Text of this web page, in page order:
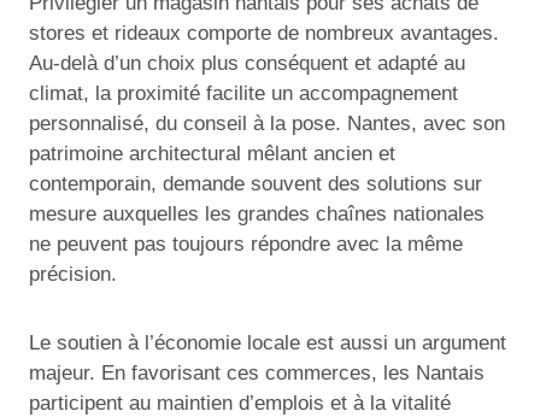
stores et rideaux comporte de nombreux avantages.
Au-delà d’un choix plus conséquent et adapté au
climat, la proximité facilite un accompagnement
personnalisé, du conseil à la pose. Nantes, avec son
patrimoine architectural mêlant ancien et
contemporain, demande souvent des solutions sur
mesure auxquelles les grandes chaînes nationales
ne peuvent pas toujours répondre avec la même
précision.
Le soutien à l’économie locale est aussi un argument
majeur. En favorisant ces commerces, les Nantais
participent au maintien d’emplois et à la vitalité